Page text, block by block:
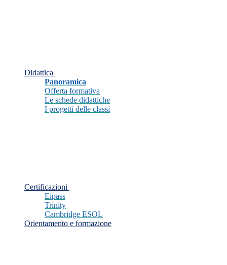
Didattica
Panoramica
Offerta formativa
Le schede didattiche
I progetti delle classi
Certificazioni
Eipass
Trinity
Cambridge ESOL
Orientamento e formazione